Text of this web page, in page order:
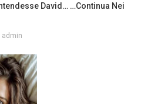
David… …Continua Nei
admin